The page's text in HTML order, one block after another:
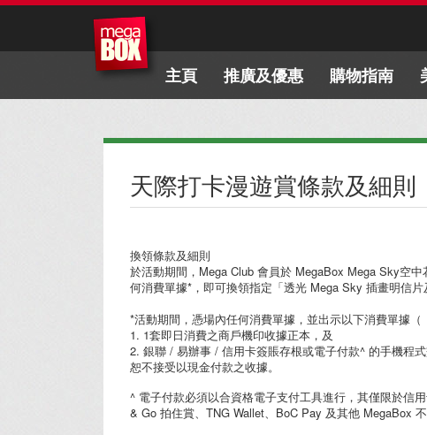
主頁 推廣及優惠 購物指南
天際打卡漫遊賞條款及細則
換領條款及細則
於活動期間，Mega Club 會員於 MegaBox Mega Sky空
何消費單據*，即可換領指定「透光 Mega Sky 插畫明信片
*活動期間，憑場內任何消費單據，並出示以下消費單據（
1. 1套即日消費之商戶機印收據正本，及
2. 銀聯 / 易辦事 / 信用卡簽賬存根或電子付款^ 的手機程式
恕不接受以現金付款之收據。
^ 電子付款必須以合資格電子支付工具進行，其僅限於信
& Go 拍住賞、TNG Wallet、BoC Pay 及其他 MegaBox